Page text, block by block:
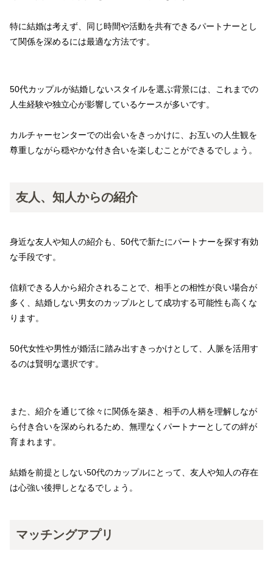
特に結婚は考えず、同じ時間や活動を共有できるパートナーとし
て関係を深めるには最適な方法です。
50代カップルが結婚しないスタイルを選ぶ背景には、これまでの
人生経験や独立心が影響しているケースが多いです。
カルチャーセンターでの出会いをきっかけに、お互いの人生観を
尊重しながら穏やかな付き合いを楽しむことができるでしょう。
友人、知人からの紹介
身近な友人や知人の紹介も、50代で新たにパートナーを探す有効
な手段です。
信頼できる人から紹介されることで、相手との相性が良い場合が
多く、結婚しない男女のカップルとして成功する可能性も高くな
ります。
50代女性や男性が婚活に踏み出すきっかけとして、人脈を活用す
るのは賢明な選択です。
また、紹介を通じて徐々に関係を築き、相手の人柄を理解しなが
ら付き合いを深められるため、無理なくパートナーとしての絆が
育まれます。
結婚を前提としない50代のカップルにとって、友人や知人の存在
は心強い後押しとなるでしょう。
マッチングアプリ